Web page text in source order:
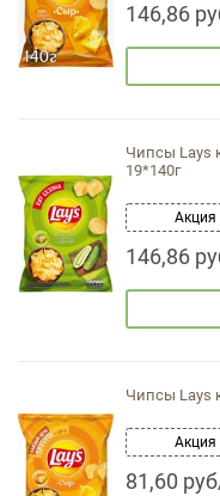
146,86
Чипсы Lays
19*140г
Акция
146,86
Чипсы Lays
Акция
81,60